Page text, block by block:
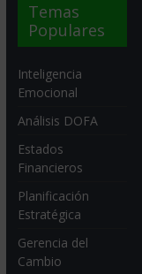
Temas
Populares
Inteligencia
Emocional
Análisis DOFA
Estados
Financieros
Planificación
Estratégica
Gerencia del
Cambio